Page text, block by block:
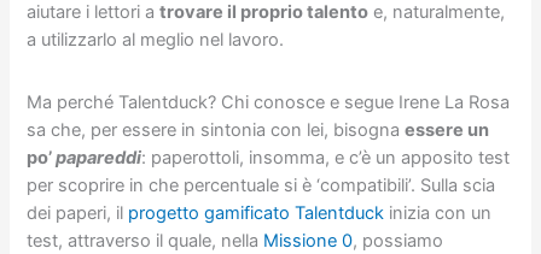
aiutare i lettori atrovare il proprio talento e, naturalmente,
a utilizzarlo al meglio nel lavoro.
Ma perché Talentduck? Chi conosce e segue Irene La Rosa
sa che, per essere in sintonia con lei, bisognaessere un
po’papareddi: paperottoli, insomma, e c’è un apposito test
per scoprire in che percentuale si è ‘compatibili’. Sulla scia
dei paperi, il progetto gamificato Talentduck inizia con un
test, attraverso il quale, nella Missione 0, possiamo